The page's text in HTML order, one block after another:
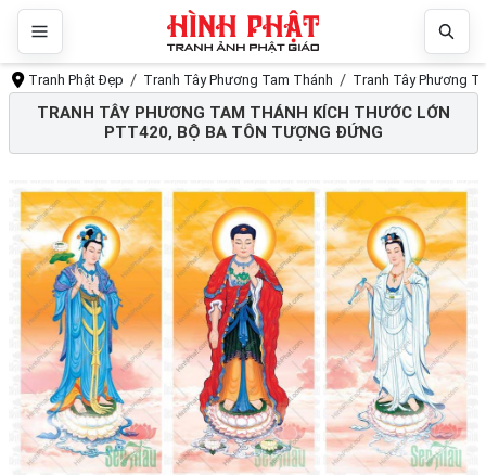
Tranh Phật Đẹp Tranh Tây Phương Tam Thánh Tranh Tây Phương
TRANH TÂY PHƯƠNG TAM THÁNH KÍCH THƯỚC LỚN
PTT420, BỘ BA TÔN TƯỢNG ĐỨNG